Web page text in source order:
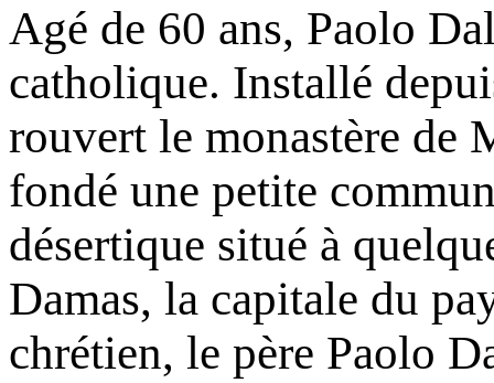
Agé de 60 ans, Paolo
catholique. Installé
rouvert le monastère de
fondé une petite
désertique situé à
Damas, la capitale du
chrétien, le père Paolo